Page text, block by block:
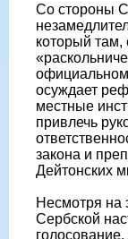
Со стороны
который там,
осуждает
местные
привлечь
закона и
Дейтонских
Несмотря на
Сербской